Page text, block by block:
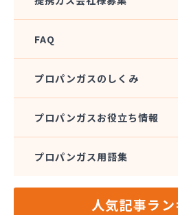
株式会社角屋
株式会社菊屋住宅設備
株式会社久光
株式会社近藤ホームガス
株式会社後藤商事
株式会社高木商店
株式会社今西
株式会社三金住宅
株式会社山口商店
株式会社山本燃料住設サービ
FAQ
プロパンガスのしくみ
プロパンガスお役立ち情報
プロパンガス用語集
人気記事ラ